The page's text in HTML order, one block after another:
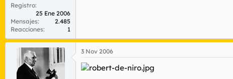
Registro
25 Ene 2006
Mensajes
2.485
Reacciones
1
3 Nov 2006